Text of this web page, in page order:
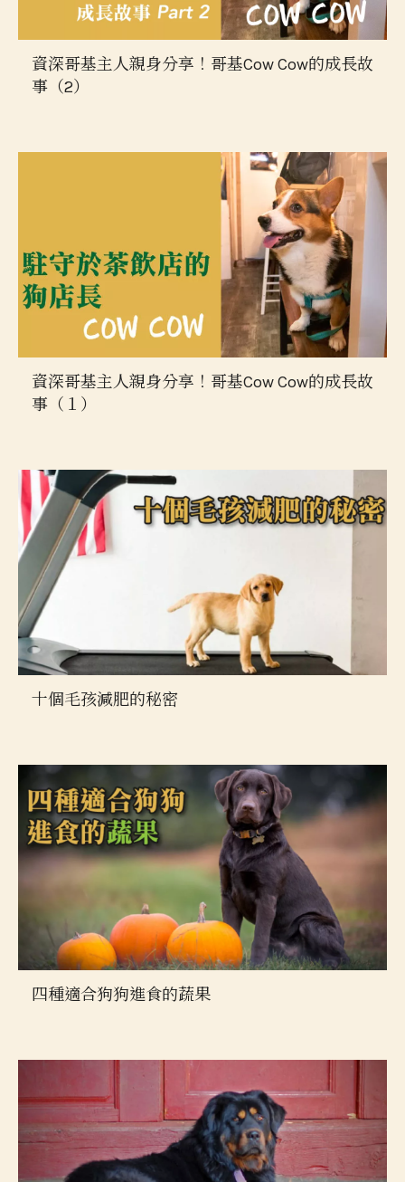
資深哥基主人親身分享！哥基Cow Cow的成長故
事（2）
資深哥基主人親身分享！哥基Cow Cow的成長故
事（１）
十個毛孩減肥的秘密
四種適合狗狗進食的蔬果